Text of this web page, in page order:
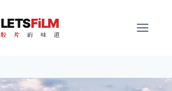
LETSFiLM
胶 片 的 味 道